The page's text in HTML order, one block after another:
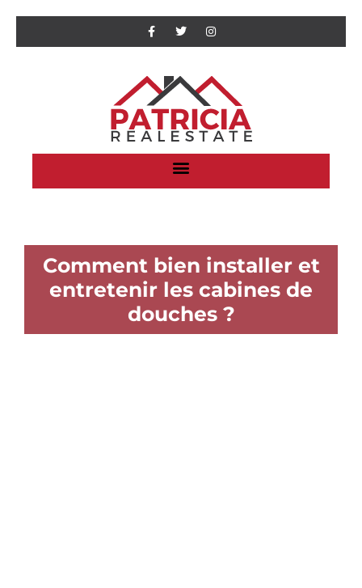
Comment bien installer et
entretenir les cabines de
douches ?